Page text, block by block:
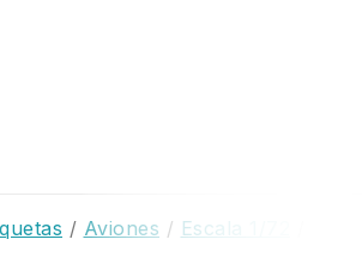
/ Aviones / Escala 1/72